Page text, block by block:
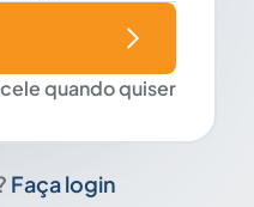
quando quiser
Faça login